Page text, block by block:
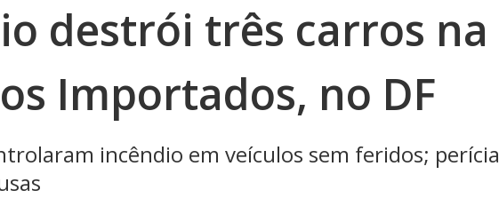
destrói três carros na
Importados, no DF
incêndio em veículos sem feridos; perícia